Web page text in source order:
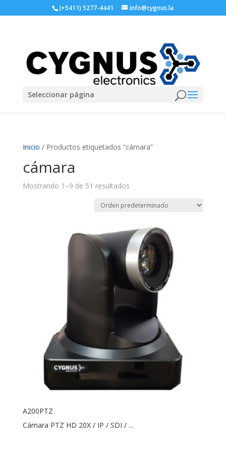
(+5411) 5277-4441 info@cygnus.la
Seleccionar página
Inicio / Productos etiquetados “cámara”
cámara
Mostrando 1–9 de 51 resultados
A200PTZ
Cámara PTZ HD 20X / IP / SDI / ...